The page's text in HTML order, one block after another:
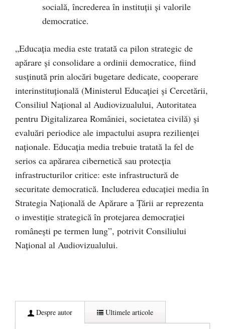
socială, încrederea în instituţii şi valorile
democratice.
„Educaţia media este tratată ca pilon strategic de
apărare şi consolidare a ordinii democratice, fiind
susţinută prin alocări bugetare dedicate, cooperare
interinstituţională (Ministerul Educaţiei şi Cercetării,
Consiliul Naţional al Audiovizualului, Autoritatea
pentru Digitalizarea României, societatea civilă) şi
evaluări periodice ale impactului asupra rezilienţei
naţionale. Educaţia media trebuie tratată la fel de
serios ca apărarea cibernetică sau protecţia
infrastructurilor critice: este infrastructură de
securitate democratică. Includerea educaţiei media în
Strategia Naţională de Apărare a Ţării ar reprezenta
o investiţie strategică în protejarea democraţiei
româneşti pe termen lung”, potrivit Consiliului
Naţional al Audiovizualului.
Despre autor Ultimele articole